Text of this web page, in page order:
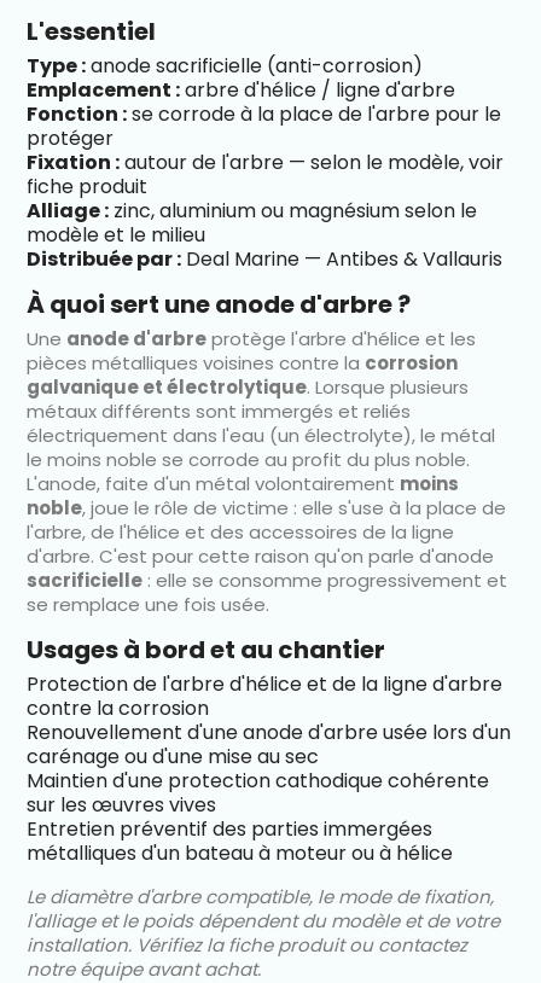
L'essentiel
Type :anode sacrificielle (anti-corrosion)
Emplacement :arbre d'hélice / ligne d'arbre
Fonction :se corrode à la place de l'arbre pour le
protéger
Fixation :autour de l'arbre — selon le modèle, voir
fiche produit
Alliage : zinc, aluminium ou magnésium selon le
modèle et le milieu
Distribuée par : Deal Marine — Antibes & Vallauris
À quoi sert une anode d'arbre ?
Une anode d'arbreprotège l'arbre d'hélice et les
pièces métalliques voisines contre la corrosion
galvanique et électrolytique. Lorsque plusieurs
métaux différents sont immergés et reliés
électriquement dans l'eau (un électrolyte), le métal
le moins noble se corrode au profit du plus noble.
L'anode, faite d'un métal volontairement moins
noble, joue le rôle de victime : elle s'use à la place de
l'arbre, de l'hélice et des accessoires de la ligne
d'arbre. C'est pour cette raison qu'on parle d'anode
sacrificielle : elle se consomme progressivement et
se remplace une fois usée.
Usages à bord et au chantier
Protection de l'arbre d'hélice et de la ligne d'arbre
contre la corrosion
Renouvellement d'une anode d'arbre usée lors d'un
carénage ou d'une mise au sec
Maintien d'une protection cathodique cohérente
sur les œuvres vives
Entretien préventif des parties immergées
métalliques d'un bateau à moteur ou à hélice
Le diamètre d'arbre compatible, le mode de fixation,
l'alliage et le poids dépendent du modèle et de votre
installation. Vérifiez la fiche produit ou contactez
notre équipe avant achat.